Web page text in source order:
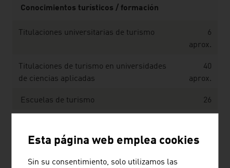
Conocimientos turísticos / formación
Titulaciones universitarias de turismo
6
aprox.
Titulaciones de turismo en universidades
de ciencias aplicadas
40
aprox.
Escuelas de turismo 26
turismo
Esta página web emplea cookies
Sin su consentimiento, solo utilizamos las